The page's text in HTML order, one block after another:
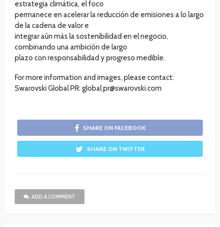
estrategia climática, el foco
permanece en acelerar la reducción de emisiones a lo largo
de la cadena de valor e
integrar aún más la sostenibilidad en el negocio,
combinando una ambición de largo
plazo con responsabilidad y progreso medible.
For more information and images, please contact:
Swarovski Global PR: global.pr@swarovski.com
SHARE ON FACEBOOK
SHARE ON TWITTER
ADD A COMMENT